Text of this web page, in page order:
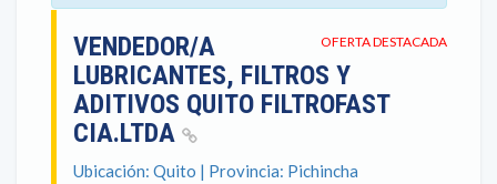
OFERTA DESTACADA
VENDEDOR/A
LUBRICANTES, FILTROS Y
ADITIVOS QUITO FILTROFAST
CIA.LTDA
Ubicación: Quito | Provincia: Pichincha